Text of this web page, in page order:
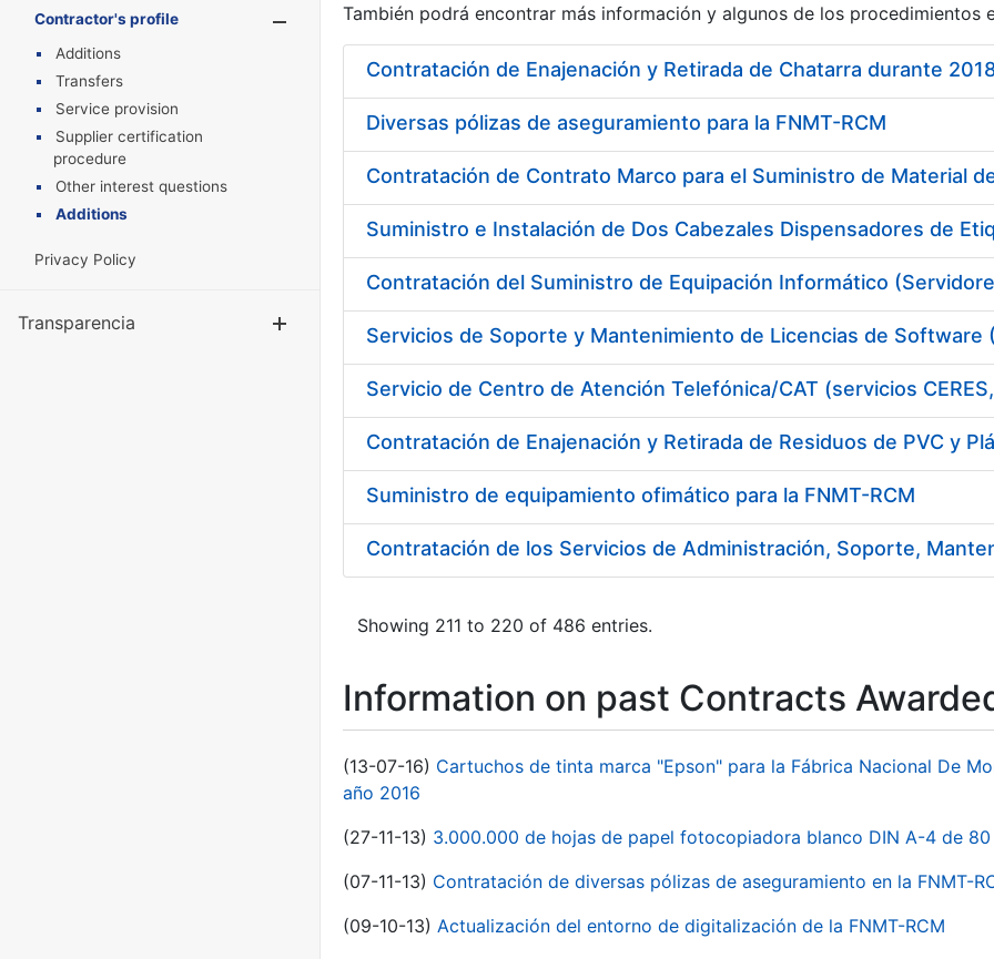
Contractor's profile
Show/Hide
Additions
Transfers
Service provision
Supplier certification
procedure
Other interest questions
Additions
Privacy Policy
Transparencia Show/Hide
También podrá encontrar más información y algunos de los procedimientos
Contratación de Enajenación y Retirada de Chatarra durante
Diversas pólizas de aseguramiento para la FNMT-RCM
Contratación de Contrato Marco para el Suministro de Material
Suministro e Instalación de Dos Cabezales Dispensadores de
Contratación del Suministro de Equipación Informático
Contratación de Enajenación y Retirada de Residuos de PVC y
Suministro de equipamiento ofimático para la FNMT-RCM
Showing 211 to 220 of 486 entries.
Information on past Contracts
(13-07-16) Cartuchos de tinta marca "Epson" para la Fábrica Nacional De
año 2016
(27-11-13) 3.000.000 de hojas de papel fotocopiadora blanco DIN A-4 de 80
(07-11-13) Contratación de diversas pólizas de aseguramiento en la FNMT-
(09-10-13) Actualización del entorno de digitalización de la FNMT-RCM